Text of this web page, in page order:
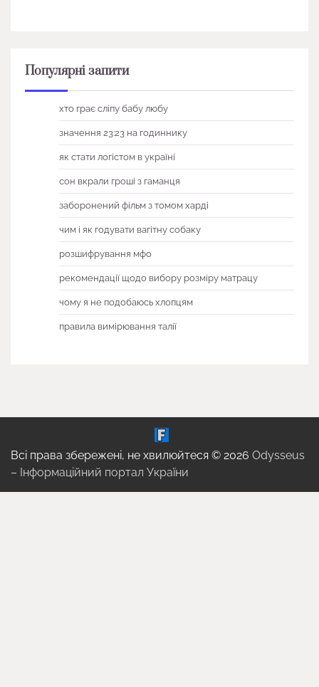
Популярні запити
хто грає сліпу бабу любу
значення 23:23 на годиннику
як стати логістом в україні
сон вкрали гроші з гаманця
заборонений фільм з томом харді
чим і як годувати вагітну собаку
розшифрування мфо
рекомендації щодо вибору розміру матрацу
чому я не подобаюсь хлопцям
правила вимірювання талії
Всі права збережені, не хвилюйтеся © 2026 Odysseus
– Інформаційний портал України